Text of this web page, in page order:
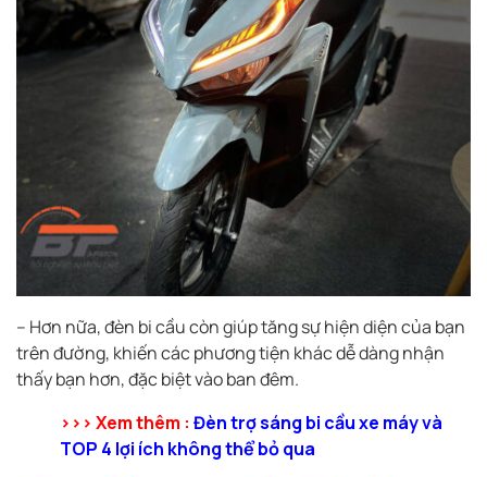
– Hơn nữa, đèn bi cầu còn giúp tăng sự hiện diện của bạn
trên đường, khiến các phương tiện khác dễ dàng nhận
thấy bạn hơn, đặc biệt vào ban đêm.
>>> Xem thêm : Đèn trợ sáng bi cầu xe máy và
TOP 4 lợi ích không thể bỏ qua